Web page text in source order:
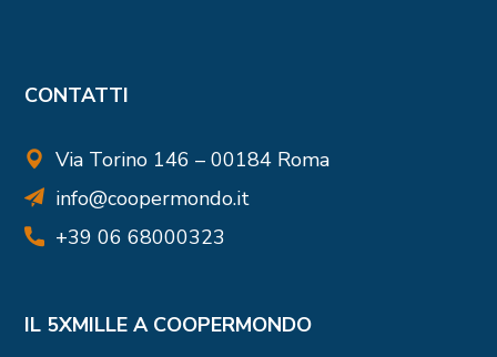
CONTATTI
Via Torino 146 – 00184 Roma
info@coopermondo.it
+39 06 68000323
IL 5XMILLE A COOPERMONDO